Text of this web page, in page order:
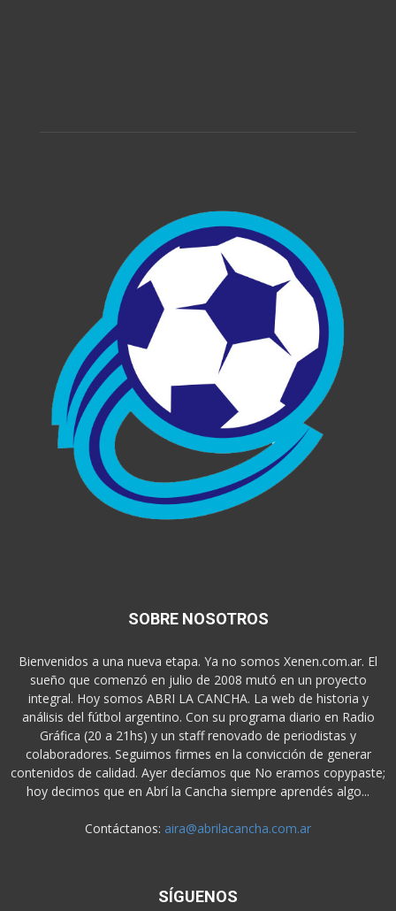
SOBRE NOSOTROS
Bienvenidos a una nueva etapa. Ya no somos Xenen.com.ar. El
sueño que comenzó en julio de 2008 mutó en un proyecto
integral. Hoy somos ABRI LA CANCHA. La web de historia y
análisis del fútbol argentino. Con su programa diario en Radio
Gráfica (20 a 21hs) y un staff renovado de periodistas y
colaboradores. Seguimos firmes en la convicción de generar
contenidos de calidad. Ayer decíamos que No eramos copypaste;
hoy decimos que en Abrí la Cancha siempre aprendés algo...
Contáctanos: aira@abrilacancha.com.ar
SÍGUENOS